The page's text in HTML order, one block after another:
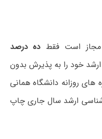
مجاز است فقط ده درصد
خود را به پذیرش بدون
روزانه دانشگاه همانی
ارشد سال جاری چاپ